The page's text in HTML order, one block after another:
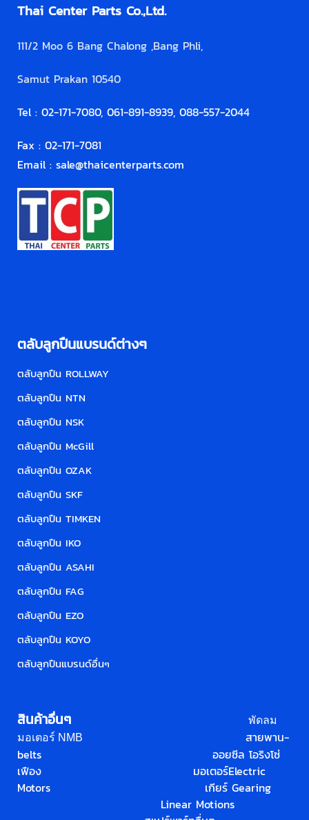
Thai Center Parts Co.,Ltd.
111/2 Moo 6 Bang Chalong ,Bang Phli,
Samut Prakan 10540
Tel : 02-171-7080, 061-891-8939, 088-557-2044
Fax : 02-171-7081
Email : sale@thaicenterparts.com
ตลับลูกปืนแบรนด์ต่างๆ
ตลับลูกปืน ROLLWAY
ตลับลูกปืน NTN
ตลับลูกปืน NSK
ตลับลูกปืน McGill
ตลับลูกปืน OZAK
ตลับลูกปืน SKF
ตลับลูกปืน TIMKEN
ตลับลูกปืน IKO
ตลับลูกปืน ASAHI
ตลับลูกปืน FAG
ตลับลูกปืน EZO
ตลับลูกปืน KOYO
ตลับลูกปืนแบรนด์อื่นๆ
สินค้าอื่นๆ
พัดลม
มอเตอร์ NMB
สายพาน-
belts
ออยซีล โอริงโซ่
เฟือง
มอเตอร์Electric
Motors
เกียร์ Gearing
Linear Motions